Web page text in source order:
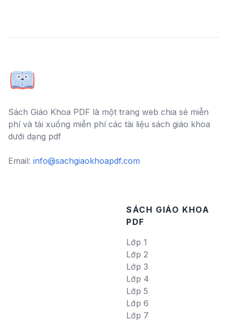
Sách Giáo Khoa PDF là một trang web chia sẻ miễn
phí và tải xuống miễn phí các tài liệu sách giáo khoa
dưới dạng pdf
Email: info@sachgiaokhoapdf.com
SÁCH GIÁO KHOA
PDF
Lớp 1
Lớp 2
Lớp 3
Lớp 4
Lớp 5
Lớp 6
Lớp 7